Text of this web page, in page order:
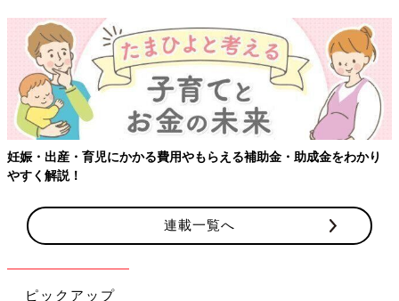
【ワクチン接種できるものも】妊婦の感染症対策、知っておいて！
連載一覧へ
ピックアップ